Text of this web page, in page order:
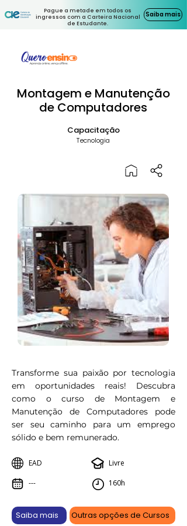
Pague a metade em todos os
ingressos com a Carteira Nacional
de Estudante.
Saiba mais
Montagem e Manutenção
de Computadores
Capacitação
Tecnologia
Transforme sua paixão por tecnologia
em oportunidades reais! Descubra
como o curso de Montagem e
Manutenção de Computadores pode
ser seu caminho para um emprego
sólido e bem remunerado.
EAD
---
Livre
160h
Saiba mais Outras opções de Cursos